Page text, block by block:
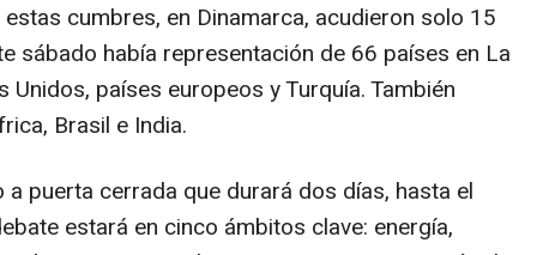
cumbres, en Dinamarca, acudieron solo 15
sábado había representación de 66 países en La
Unidos, países europeos y Turquía. También
Brasil e India.
a puerta cerrada que durará dos días, hasta el
estará en cinco ámbitos clave: energía,